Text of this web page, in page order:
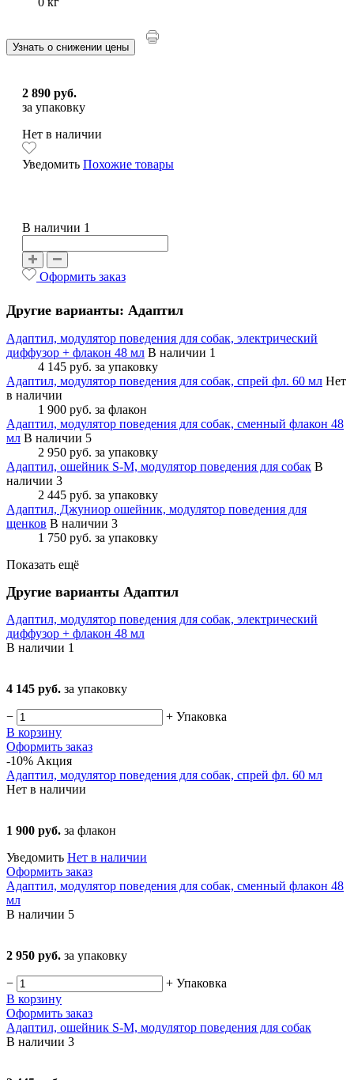
Узнать о снижении цены
2 890 руб.
за упаковку
Нет в наличии
Уведомить Похожие товары
В наличии 1
Оформить заказ
Другие варианты: Адаптил
Адаптил, модулятор поведения для собак, электрический
диффузор + флакон 48 мл В наличии 1
4 145 руб. за упаковку
Адаптил, модулятор поведения для собак, спрей фл. 60 мл Нет
в наличии
1 900 руб. за флакон
Адаптил, модулятор поведения для собак, сменный флакон 48
мл В наличии 5
2 950 руб. за упаковку
Адаптил, ошейник S-M, модулятор поведения для собак В
наличии 3
2 445 руб. за упаковку
Адаптил, Джуниор ошейник, модулятор поведения для
щенков В наличии 3
1 750 руб. за упаковку
Показать ещё
Другие варианты Адаптил
Адаптил, модулятор поведения для собак, электрический
диффузор + флакон 48 мл
В наличии 1
4 145 руб. за упаковку
− + Упаковка
В корзину
Оформить заказ
-10% Акция
Адаптил, модулятор поведения для собак, спрей фл. 60 мл
Нет в наличии
1 900 руб. за флакон
Уведомить Нет в наличии
Оформить заказ
Адаптил, модулятор поведения для собак, сменный флакон 48
мл
В наличии 5
2 950 руб. за упаковку
− + Упаковка
В корзину
Оформить заказ
Адаптил, ошейник S-M, модулятор поведения для собак
В наличии 3